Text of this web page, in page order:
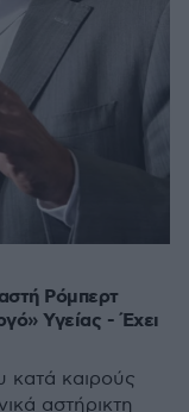
Ρόμπερτ
Υγείας - Έχει
κατά καιρούς
αστήρικτη